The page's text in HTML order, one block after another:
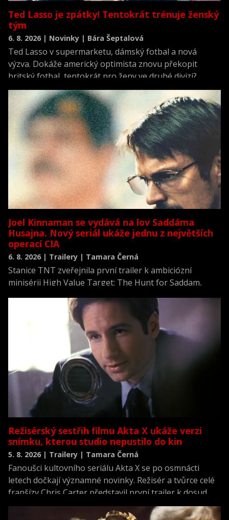
Ted Lasso je zpátky! Tentokrát trénuje ženský
tým
6. 8. 2026 | Novinky | Bára Šeptalová
Ted Lasso v supermarketu, dámský fotbal a nová
výzva. Dokáže americký optimista znovu překopit
britský fotbal, tentokrát pro ženy ve druhé divizi?
Joel Kinnaman se vydává na lov Saddáma
Husajna. Nový seriál ukáže jednu z největších
operací CIA
6. 8. 2026 | Trailery | Tamara Černá
Stanice TNT zveřejnila první trailer k ambiciózní
minisérii High Value Target: The Hunt for Saddam,
novodobých dějin.
Režisérský sestřih filmu Akta X ukáže verzi
snímku, kterou studio nepustilo do kin
5. 8. 2026 | Trailery | Tamara Černá
Fanoušci kultovního seriálu Akta X se po osmnácti
letech dočkají významné novinky. Režisér a tvůrce celé
franšízy Chris Carter představil první trailer k dosud
neviděné režisérské verzi filmu Akta X: Chci uvěřit.